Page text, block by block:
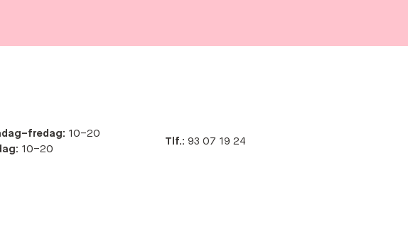
10–20
10–20
Tlf.: 93 07 19 24